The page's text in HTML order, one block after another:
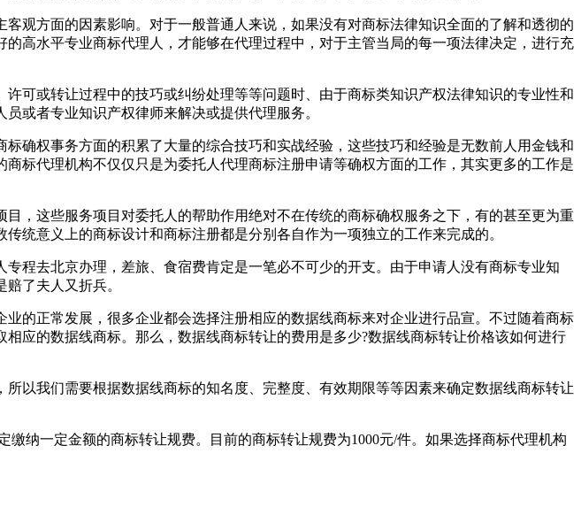
观方面的因素影响。对于一般普通人来说，如果没有对商标法律知识全面的了解和透彻的
高水平专业商标代理人，才能够在代理过程中，对于主管当局的每一项法律决定，进行充
可或转让过程中的技巧或纠纷处理等等问题时、由于商标类知识产权法律知识的专业性和
或者专业知识产权律师来解决或提供代理服务。
确权事务方面的积累了大量的综合技巧和实战经验，这些技巧和经验是无数前人用金钱和
标代理机构不仅仅只是为委托人代理商标注册申请等确权方面的工作，其实更多的工作是
，这些服务项目对委托人的帮助作用绝对不在传统的商标确权服务之下，有的甚至更为重
统意义上的商标设计和商标注册都是分别各自作为一项独立的工作来完成的。
程去北京办理，差旅、食宿费肯定是一笔必不可少的开支。由于申请人没有商标专业知
了夫人又折兵。
的正常发展，很多企业都会选择注册相应的数据线商标来对企业进行品宣。不过随着商标
应的数据线商标。那么，数据线商标转让的费用是多少?数据线商标转让价格该如何进行
以我们需要根据数据线商标的知名度、完整度、有效期限等等因素来确定数据线商标转让
纳一定金额的商标转让规费。目前的商标转让规费为1000元/件。如果选择商标代理机构